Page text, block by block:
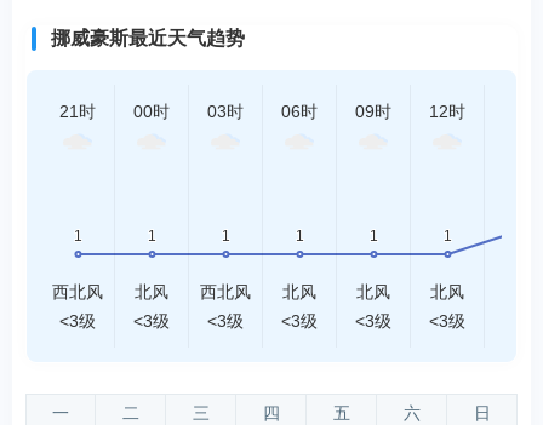
挪威豪斯最近天气趋势
21时
西北风
<3级
00时
北风
<3级
03时
西北风
<3级
06时
北风
<3级
09时
北风
<3级
12时
北风
<3级
一 二 三 四 五 六 日